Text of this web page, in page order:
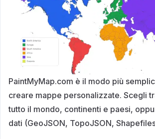
PaintMyMap.com è il modo più
creare mappe personalizzate. Scegli
tutto il mondo, continenti e paesi,
dati (GeoJSON, TopoJSON,